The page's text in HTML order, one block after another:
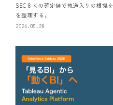
SEC 8-K の確定値で軌道入りの根拠
を整理する。
2026.05.28